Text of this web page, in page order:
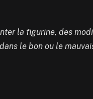
la figurine, des
le bon ou le